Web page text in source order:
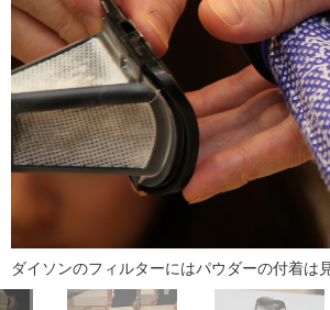
ダイソンのフィルターにはパウダーの付着は